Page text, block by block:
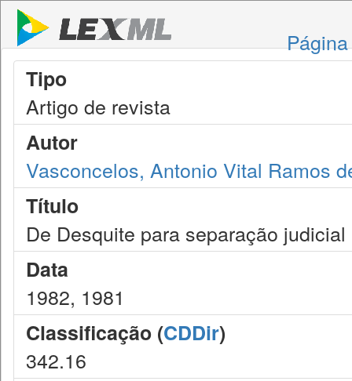
Tipo
Artigo de revista
Autor
Vasconcelos, Antonio Vital Ramos
Título
De Desquite para separação judicial
Data
1982, 1981
Classificação (CDDir)
342.16